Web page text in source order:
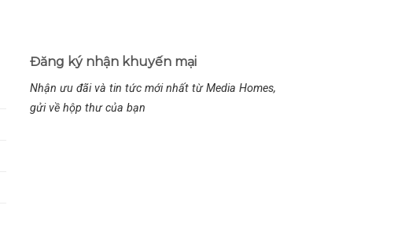
Đăng ký nhận khuyến mại
Nhận ưu đãi và tin tức mới nhất từ Media Homes,
gửi về hộp thư của bạn